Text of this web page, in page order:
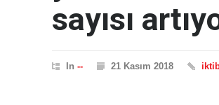
sayısı
In -- 21 Kasım 2018